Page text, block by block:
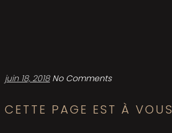
juin 18, 2018 No Comments
CETTE PAGE EST À VOUS